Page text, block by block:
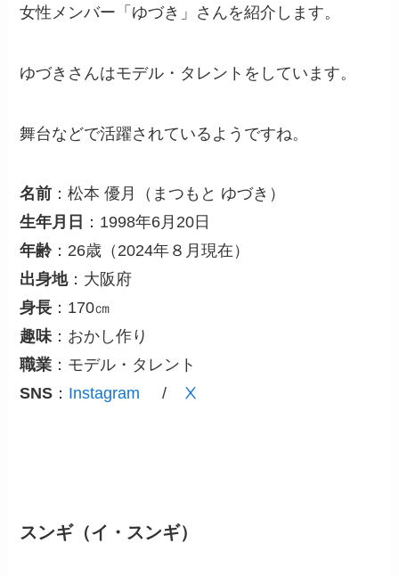
女性メンバー「ゆづき」さんを紹介します。
ゆづきさんはモデル・タレントをしています。
舞台などで活躍されているようですね。
名前 ：松本 優月（まつもと ゆづき）
生年月日 ：1998年6月20日
年齢：26歳（2024年８月現在）
出身地：大阪府
身長 ：170㎝
趣味：おかし作り
職業 ：モデル・タレント
SNS ： Instagram / Ⅹ
スンギ（イ・スンギ）